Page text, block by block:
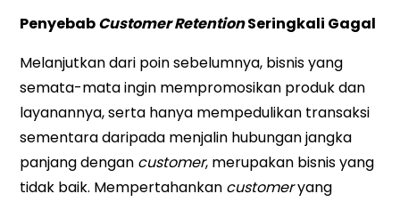
PenyebabCustomer RetentionSeringkali Gagal
Melanjutkan dari poin sebelumnya, bisnis yang
semata-mata ingin mempromosikan produk dan
layanannya, serta hanya mempedulikan transaksi
sementara daripada menjalin hubungan jangka
panjang dengan customer, merupakan bisnis yang
tidak baik. Mempertahankan customeryang